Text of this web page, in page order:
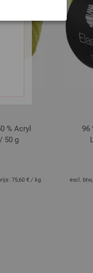
% Acryl
50 g
75,60 € / kg
96
excl.